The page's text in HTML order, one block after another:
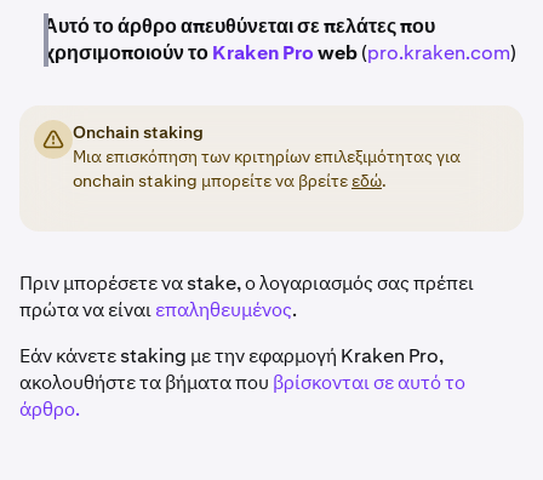
Αυτό το άρθρο απευθύνεται σε πελάτες που
χρησιμοποιούν τοKraken Proweb(pro.kraken.com)
Onchain staking
Μια επισκόπηση των κριτηρίων επιλεξιμότητας για
onchain staking μπορείτε να βρείτε εδώ.
Πριν μπορέσετε να stake, ο λογαριασμός σας πρέπει
πρώτα να είναιεπαληθευμένος.
Εάν κάνετε staking με την εφαρμογή Kraken Pro,
ακολουθήστε τα βήματα που βρίσκονται σε αυτό το
άρθρο.